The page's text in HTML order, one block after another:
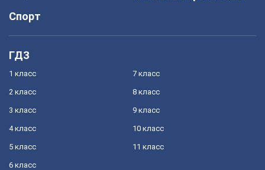
Спорт
ГДЗ
1 класс
2 класс
3 класс
4 класс
5 класс
6 класс
7 класс
8 класс
9 класс
10 класс
11 класс